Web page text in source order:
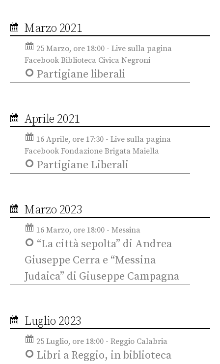
Marzo 2021
25 Marzo, ore 18:00 - Live sulla pagina
Facebook Biblioteca Civica Negroni
Partigiane liberali
Aprile 2021
16 Aprile, ore 17:30 - Live sulla pagina
Facebook Fondazione Brigata Maiella
Partigiane Liberali
Marzo 2023
16 Marzo, ore 18:00 - Messina
“La città sepolta” di Andrea
Giuseppe Cerra e “Messina
Judaica” di Giuseppe Campagna
Luglio 2023
25 Luglio, ore 18:00 - Reggio Calabria
Libri a Reggio, in biblioteca